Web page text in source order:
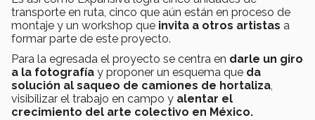
transporte en ruta, cinco que aún están en proceso de
montaje y un workshop que invita a otros artistas a
formar parte de este proyecto.
Para la egresada el proyecto se centra en darle un giro
a la fotografía y proponer un esquema que da
solución al saqueo de camiones de hortaliza,
visibilizar el trabajo en campo y alentar el
crecimiento del arte colectivo en México.